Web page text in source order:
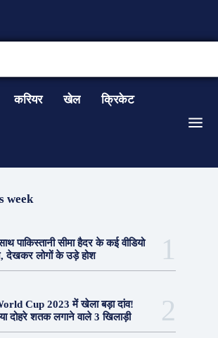
करियर खेल क्रिकेट
week
पाकिस्तानी सीमा हैदर के कई वीडियो
देखकर लोगों के उड़े होश
Cup 2023 में खेला बड़ा दांव!
दोहरे शतक लगाने वाले 3 खिलाड़ी